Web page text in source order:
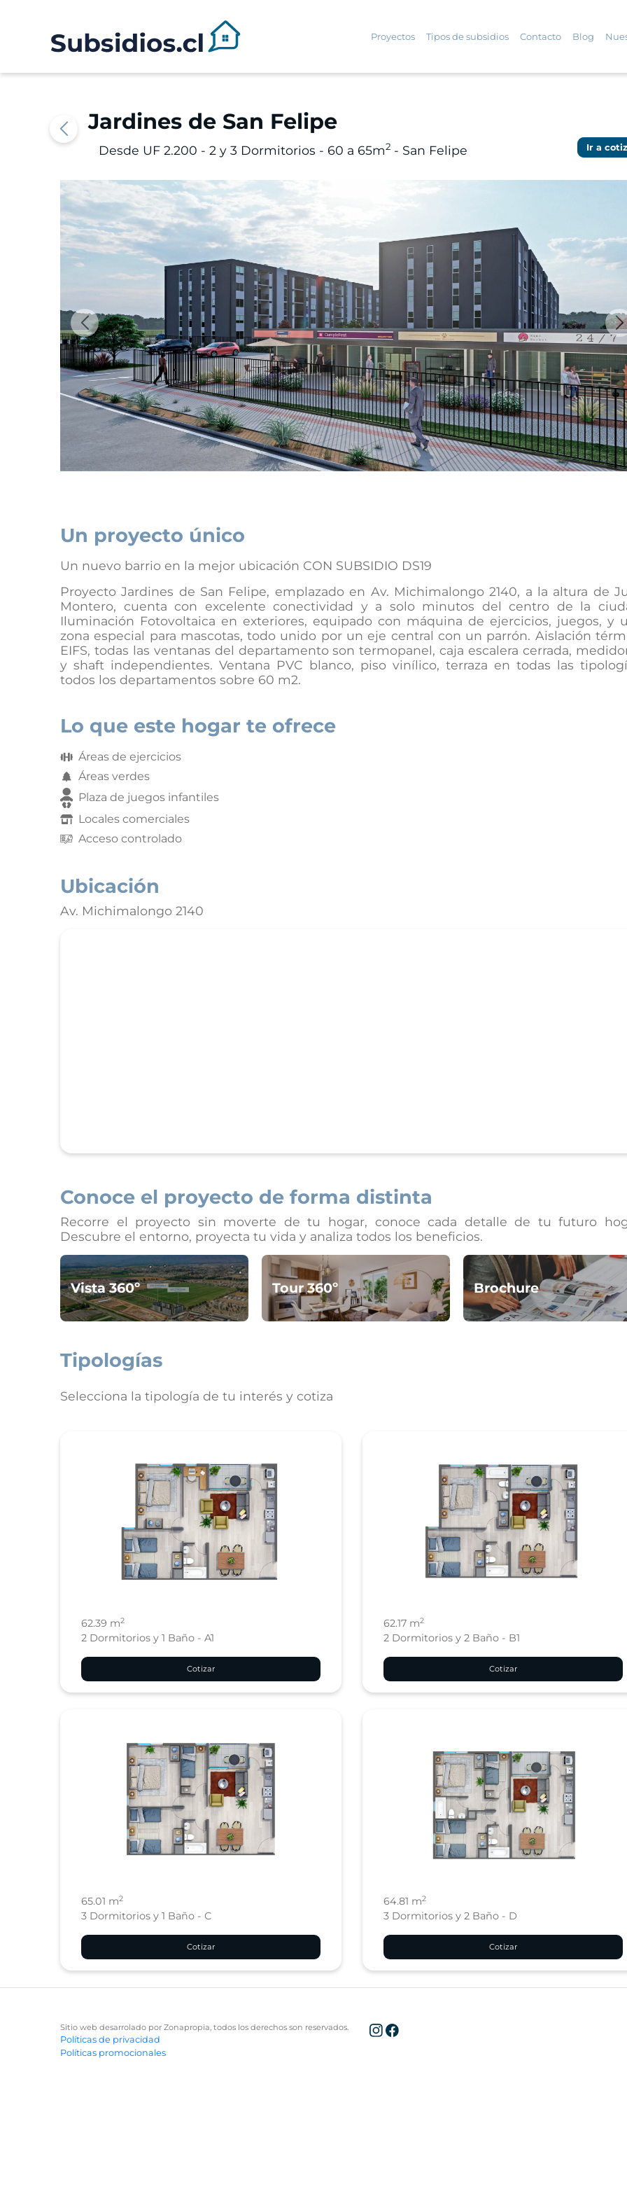
Proyectos Tipos de subsidios Contacto Blog
Jardines de San Felipe
Desde UF 2.200 - 2 y 3 Dormitorios - 60 a 65m2 - San Felipe Ir a
Previous
Un proyecto único
Un nuevo barrio en la mejor ubicación CON SUBSIDIO DS19
Proyecto Jardines de San Felipe, emplazado en Av. Michimalongo 2140, a la altura de
Montero, cuenta con excelente conectividad y a solo minutos del centro de la
Iluminación Fotovoltaica en exteriores, equipado con máquina de ejercicios, juegos, y
zona especial para mascotas, todo unido por un eje central con un parrón. Aislación
EIFS, todas las ventanas del departamento son termopanel, caja escalera cerrada,
y shaft independientes. Ventana PVC blanco, piso vinílico, terraza en todas las
todos los departamentos sobre 60 m2.
Lo que este hogar te ofrece
Áreas de ejercicios
Áreas verdes
Plaza de juegos infantiles
Locales comerciales
Acceso controlado
Ubicación
Av. Michimalongo 2140
Conoce el proyecto de forma distinta
Recorre el proyecto sin moverte de tu hogar, conoce cada detalle de tu futuro
Descubre el entorno, proyecta tu vida y analiza todos los beneficios.
Vista 360º Tour 360º Brochure
Tipologías
Selecciona la tipología de tu interés y cotiza
62.39 m2
2 Dormitorios y 1 Baño - A1
Cotizar
62.17 m2
2 Dormitorios y 2 Baño - B1
Cotizar
65.01 m2
3 Dormitorios y 1 Baño - C
Cotizar
64.81 m2
3 Dormitorios y 2 Baño - D
Cotizar
Sitio web desarrolado por Zonapropia, todos los derechos son reservados.
Políticas de privacidad
Políticas promocionales